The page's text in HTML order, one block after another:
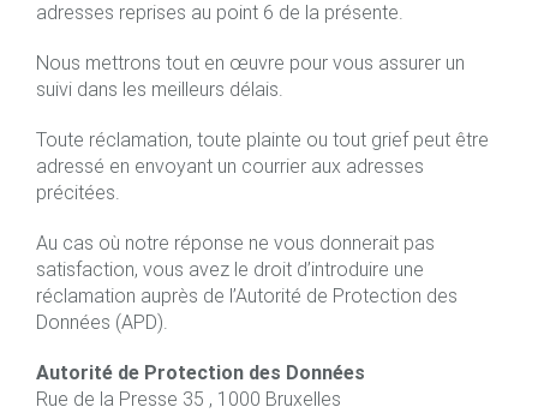
adresses reprises au point 6 de la présente.
Nous mettrons tout en œuvre pour vous assurer un
suivi dans les meilleurs délais.
Toute réclamation, toute plainte ou tout grief peut être
adressé en envoyant un courrier aux adresses
précitées.
Au cas où notre réponse ne vous donnerait pas
satisfaction, vous avez le droit d’introduire une
réclamation auprès de l’Autorité de Protection des
Données (APD).
Autorité de Protection des Données
Rue de la Presse 35 , 1000 Bruxelles